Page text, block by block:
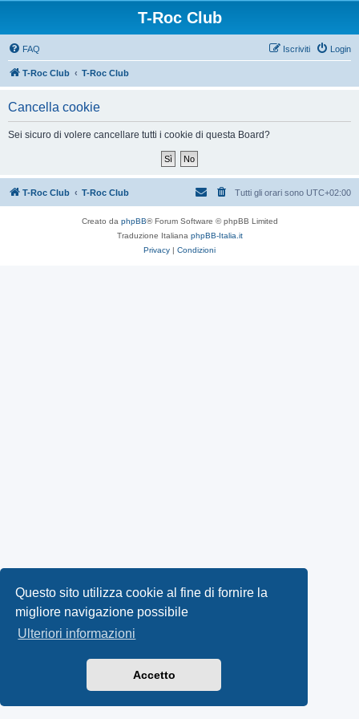
Questo sito utilizza cookie al fine di fornire la
migliore navigazione possibile
Ulteriori informazioni
Accetto
T-Roc Club
FAQ Login
Iscriviti
T-Roc Club T-Roc Club
Cancella cookie
Sei sicuro di volere cancellare tutti i cookie di questa Board?
T-Roc Club T-Roc Club Tutti gli orari sono UTC+02:00
Creato da phpBB® Forum Software © phpBB Limited
Traduzione Italiana phpBB-Italia.it
Privacy | Condizioni